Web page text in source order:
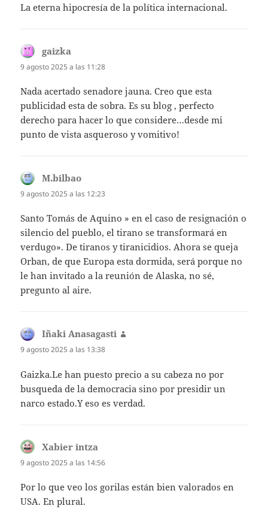
La eterna hipocresía de la política internacional.
gaizka
9 agosto 2025 a las 11:28
Nada acertado senadore jauna. Creo que esta
publicidad esta de sobra. Es su blog , perfecto
derecho para hacer lo que considere…desde mi
punto de vista asqueroso y vomitivo!
M.bilbao
9 agosto 2025 a las 12:23
Santo Tomás de Aquino » en el caso de resignación o
silencio del pueblo, el tirano se transformará en
verdugo». De tiranos y tiranicidios. Ahora se queja
Orban, de que Europa esta dormida, será porque no
le han invitado a la reunión de Alaska, no sé,
pregunto al aire.
Iñaki Anasagasti
9 agosto 2025 a las 13:38
Gaizka.Le han puesto precio a su cabeza no por
busqueda de la democracia sino por presidir un
narco estado.Y eso es verdad.
Xabier intza
9 agosto 2025 a las 14:56
Por lo que veo los gorilas están bien valorados en
USA. En plural.